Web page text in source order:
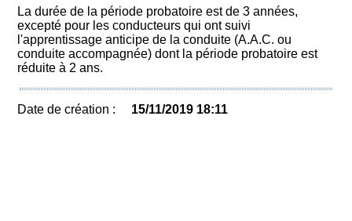
La durée de la période probatoire est de 3 années,
excepté pour les conducteurs qui ont suivi
l'apprentissage anticipe de la conduite (A.A.C. ou
conduite accompagnée) dont la période probatoire est
réduite à 2 ans.
Date de création : 15/11/2019 18:11